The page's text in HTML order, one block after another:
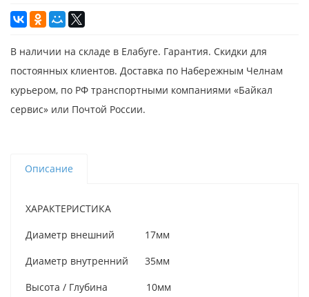
В наличии на складе в Елабуге. Гарантия. Скидки для
постоянных клиентов. Доставка по Набережным Челнам
курьером, по РФ транспортными компаниями «Байкал
сервис» или Почтой России.
Описание
ХАРАКТЕРИСТИКА
Диаметр внешний 17мм
Диаметр внутренний 35мм
Высота / Глубина 10мм